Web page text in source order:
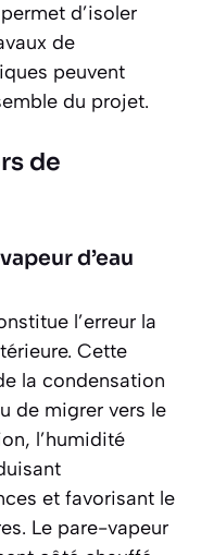
d’isoler
de
peuvent
du projet.
de
d’eau
l’erreur la
Cette
la condensation
de migrer vers le
l’humidité
et favorisant le
Le pare-vapeur